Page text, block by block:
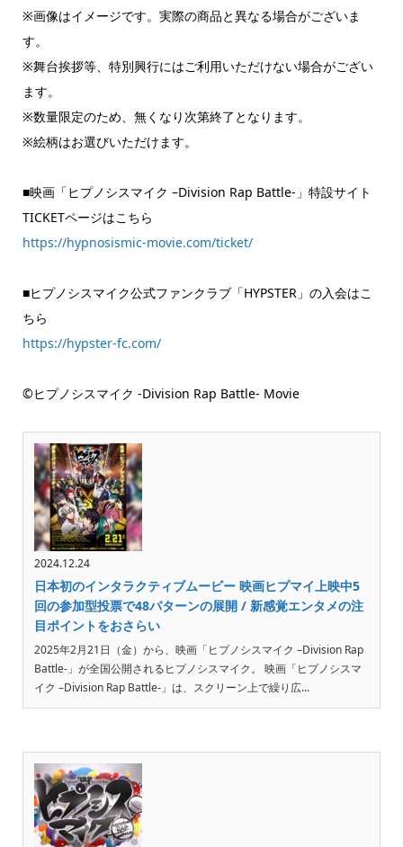
※画像はイメージです。実際の商品と異なる場合がございま
す。
※舞台挨拶等、特別興行にはご利用いただけない場合がござい
ます。
※数量限定のため、無くなり次第終了となります。
※絵柄はお選びいただけます。
■映画「ヒプノシスマイク –Division Rap Battle-」特設サイト
TICKETページはこちら
https://hypnosismic-movie.com/ticket/
■ヒプノシスマイク公式ファンクラブ「HYPSTER」の入会はこ
ちら
https://hypster-fc.com/
©ヒプノシスマイク -Division Rap Battle- Movie
2024.12.24
日本初のインタラクティブムービー 映画ヒプマイ上映中5
回の参加型投票で48パターンの展開 / 新感覚エンタメの注
目ポイントをおさらい
2025年2月21日（金）から、映画「ヒプノシスマイク –Division Rap
Battle-」が全国公開されるヒプノシスマイク。 映画「ヒプノシスマ
イク –Division Rap Battle-」は、スクリーン上で繰り広...